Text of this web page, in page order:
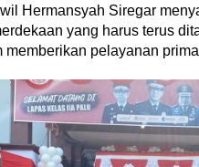
Hermansyah Siregar
yang harus terus
memberikan pelayanan